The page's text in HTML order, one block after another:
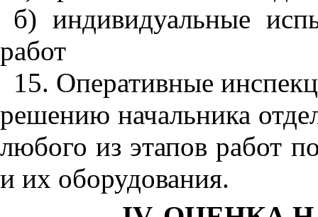
б) индивидуальные
работ
15. Оперативные
решению начальника
любого из этапов работ
и их оборудования.